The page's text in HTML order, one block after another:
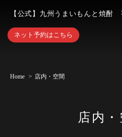
【公式】九州うまいもんと焼酎
ネット予約はこちら
Home 店内・空間
店内・